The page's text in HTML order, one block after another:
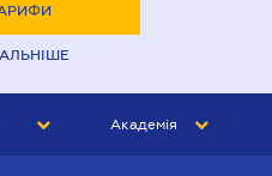
Академія